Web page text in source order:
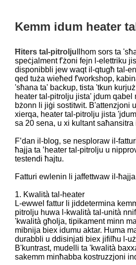
Kemm idum heater
Ħiters tal-pitrolju Ilhom sors ta
speċjalment f'żoni fejn l-elettriku
disponibbli jew waqt il-qtugħ tal-
qed tuża wieħed f'workshop,
'sħana ta' backup, tista 'tkun
heater tal-pitrolju jista' jdum qabel
bżonn li jiġi sostitwit. B'attenzjoni
xierqa, heater tal-pitrolju jista
sa 20 sena, u xi kultant saħansitra
F’dan il-blog, se nesploraw il-
ħajja ta ’heater tal-pitrolju u
testendi ħajtu.
Fatturi ewlenin li jaffettwaw il-
1. Kwalità tal-heater
L-ewwel fattur li jiddetermina
pitrolju huwa l-kwalità tal-unità
'kwalità għolja, tipikament minn
mibnija biex idumu aktar. Huma
durabbli u ddisinjati biex jifilħu l-
B'kuntrast, mudelli ta 'kwalità
sakemm minħabba kostruzzjoni